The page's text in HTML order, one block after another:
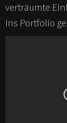
verträumte
ins Portfolio